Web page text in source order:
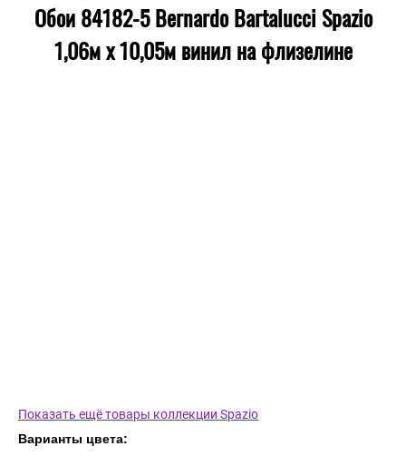
Обои 84182-5 Bernardo Bartalucci Spazio
1,06м х 10,05м винил на флизелине
Показать ещё товары коллекции Spazio
Варианты цвета: